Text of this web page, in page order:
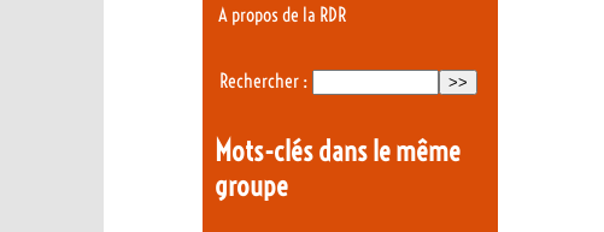
A propos de la RDR
Rechercher :
Mots-clés dans le même
groupe